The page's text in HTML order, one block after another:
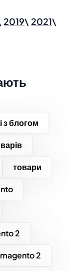
2019
2021
з блогом
товари
2
2